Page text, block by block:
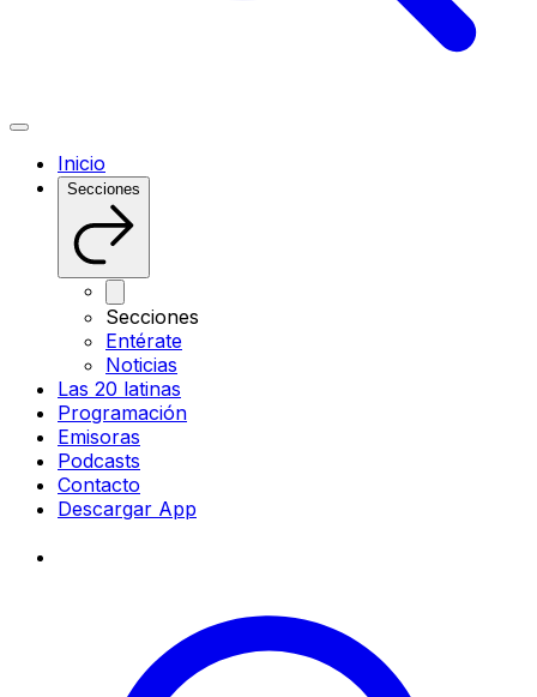
Inicio
Secciones
Secciones
Entérate
Noticias
Las 20 latinas
Programación
Emisoras
Podcasts
Contacto
Descargar App